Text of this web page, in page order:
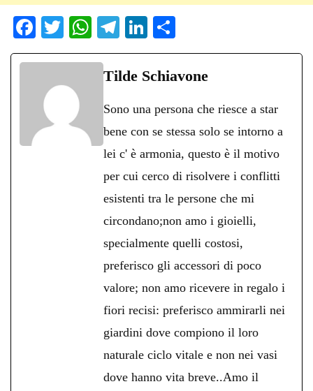
Fa
ce
ok
T
wi
r
W
ha
ts
pp
Te
le
gr
m
Li
nk
ed
on
di
di
Tilde Schiavone
Sono una persona che riesce a star
bene con se stessa solo se intorno a
lei c' è armonia, questo è il motivo
per cui cerco di risolvere i conflitti
esistenti tra le persone che mi
circondano;non amo i gioielli,
specialmente quelli costosi,
preferisco gli accessori di poco
valore; non amo ricevere in regalo i
fiori recisi: preferisco ammirarli nei
giardini dove compiono il loro
naturale ciclo vitale e non nei vasi
dove hanno vita breve..Amo il